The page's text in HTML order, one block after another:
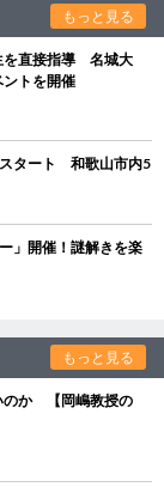
もっと見る
を直接指導 名城大
トを開催
スタート 和歌山市内5
」開催！謎解きを楽
もっと見る
のか 【岡嶋教授の